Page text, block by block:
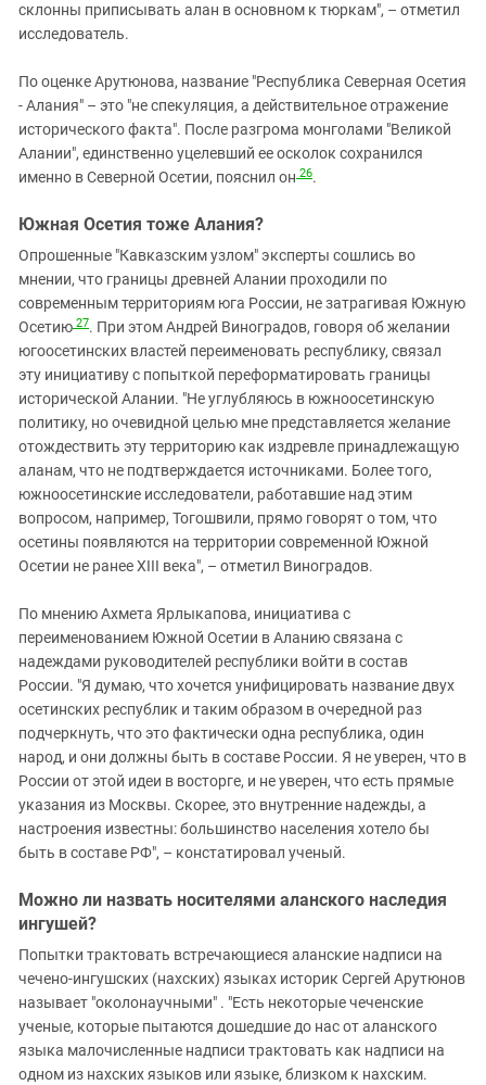
склонны приписывать алан в основном к тюркам", – отметил
исследователь.
По оценке Арутюнова, название "Республика Северная Осетия
- Алания" – это "не спекуляция, а действительное отражение
исторического факта". После разгрома монголами "Великой
Алании", единственно уцелевший ее осколок сохранился
именно в Северной Осетии, пояснил он 26.
Южная Осетия тоже Алания?
Опрошенные "Кавказским узлом" эксперты сошлись во
мнении, что границы древней Алании проходили по
современным территориям юга России, не затрагивая Южную
Осетию 27. При этом Андрей Виноградов, говоря об желании
югоосетинских властей переименовать республику, связал
эту инициативу с попыткой переформатировать границы
исторической Алании. "Не углубляюсь в южноосетинскую
политику, но очевидной целью мне представляется желание
отождествить эту территорию как издревле принадлежащую
аланам, что не подтверждается источниками. Более того,
южноосетинские исследователи, работавшие над этим
вопросом, например, Тогошвили, прямо говорят о том, что
осетины появляются на территории современной Южной
Осетии не ранее XIII века", – отметил Виноградов.
По мнению Ахмета Ярлыкапова, инициатива с
переименованием Южной Осетии в Аланию связана с
надеждами руководителей республики войти в состав
России. "Я думаю, что хочется унифицировать название двух
осетинских республик и таким образом в очередной раз
подчеркнуть, что это фактически одна республика, один
народ, и они должны быть в составе России. Я не уверен, что в
России от этой идеи в восторге, и не уверен, что есть прямые
указания из Москвы. Скорее, это внутренние надежды, а
настроения известны: большинство населения хотело бы
быть в составе РФ", – констатировал ученый.
Можно ли назвать носителями аланского наследия
ингушей?
Попытки трактовать встречающиеся аланские надписи на
чечено-ингушских (нахских) языках историк Сергей Арутюнов
называет "околонаучными" . "Есть некоторые чеченские
ученые, которые пытаются дошедшие до нас от аланского
языка малочисленные надписи трактовать как надписи на
одном из нахских языков или языке, близком к нахским.